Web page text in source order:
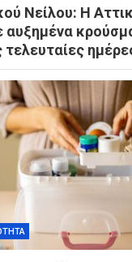
Νείλου: Η
αυξημένα
τελευταίες